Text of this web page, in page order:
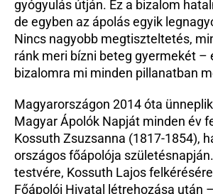
gyógyulás útján. Ez a bizalom
de egyben az ápolás egyik
Nincs nagyobb megtiszteltetés,
ránk meri bízni beteg gyermekét –
bizalomra mi minden pillanatban
Magyarországon 2014 óta
Magyar Ápolók Napját minden év
Kossuth Zsuzsanna (1817-1854),
országos főápolója
testvére, Kossuth Lajos
Főápolói Hivatal létrehozása után